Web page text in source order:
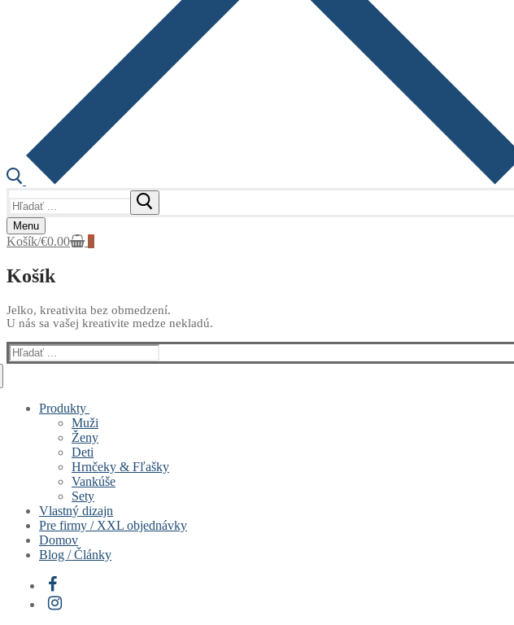
Menu
Košík/€0.00 0
Košík
Jelko, kreativita bez obmedzení.
U nás sa vašej kreativite medze nekladú.
Hľadať:
Produkty
Muži
Ženy
Deti
Hrnčeky & Fľašky
Vankúše
Sety
Vlastný dizajn
Pre firmy / XXL objednávky
Domov
Blog / Články